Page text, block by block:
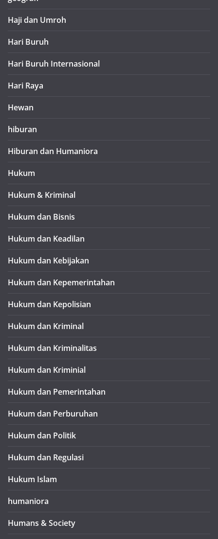
Haji dan Umroh
Hari Buruh
Hari Buruh Internasional
Hari Raya
Hewan
hiburan
Hiburan dan Humaniora
Hukum
Hukum & Kriminal
Hukum dan Bisnis
Hukum dan Keadilan
Hukum dan Kebijakan
Hukum dan Kepemerintahan
Hukum dan Kepolisian
Hukum dan Kriminal
Hukum dan Kriminalitas
Hukum dan Kriminial
Hukum dan Pemerintahan
Hukum dan Perburuhan
Hukum dan Politik
Hukum dan Regulasi
Hukum Islam
humaniora
Humans & Society